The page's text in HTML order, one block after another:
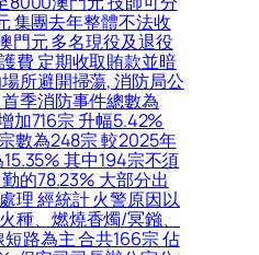
集團去年整體不法收
門元 多名現役及退役
費 定期收取賄款並暗
所避開掃蕩, 消防局公
季消防事件總數為
加716宗 升幅5.42%
數為248宗 較2025年
其中194宗不須
的78.23% 大部分出
理 經統計 火警原因以
種、燃燒香燭/冥鏹、
路為主 合共166宗 佔